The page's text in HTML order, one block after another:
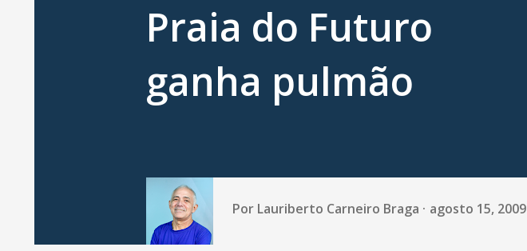
Praia do Futuro
ganha pulmão
Por Lauriberto Carneiro Braga agosto 15, 2009